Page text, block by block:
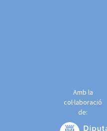
Amb la
col·laboració
de: